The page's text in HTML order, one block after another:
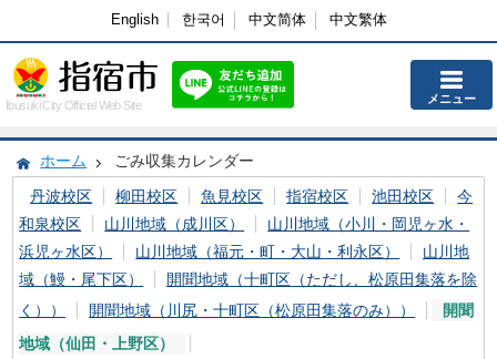
English 한국어 中文简体 中文繁体
Ibusuki City Official Web Site メニュー
ホーム
ごみ収集カレンダー
丹波校区
柳田校区 魚見校区 指宿校区 池田校区
今
和泉校区
山川地域（成川区）
山川地域（小川・岡児ヶ水・
浜児ヶ水区）
山川地域（福元・町・大山・利永区）
山川地
域（鰻・尾下区）
開聞地域（十町区（ただし、松原田集落を除
く））
開聞地域（川尻・十町区（松原田集落のみ））
開聞
地域（仙田・上野区）